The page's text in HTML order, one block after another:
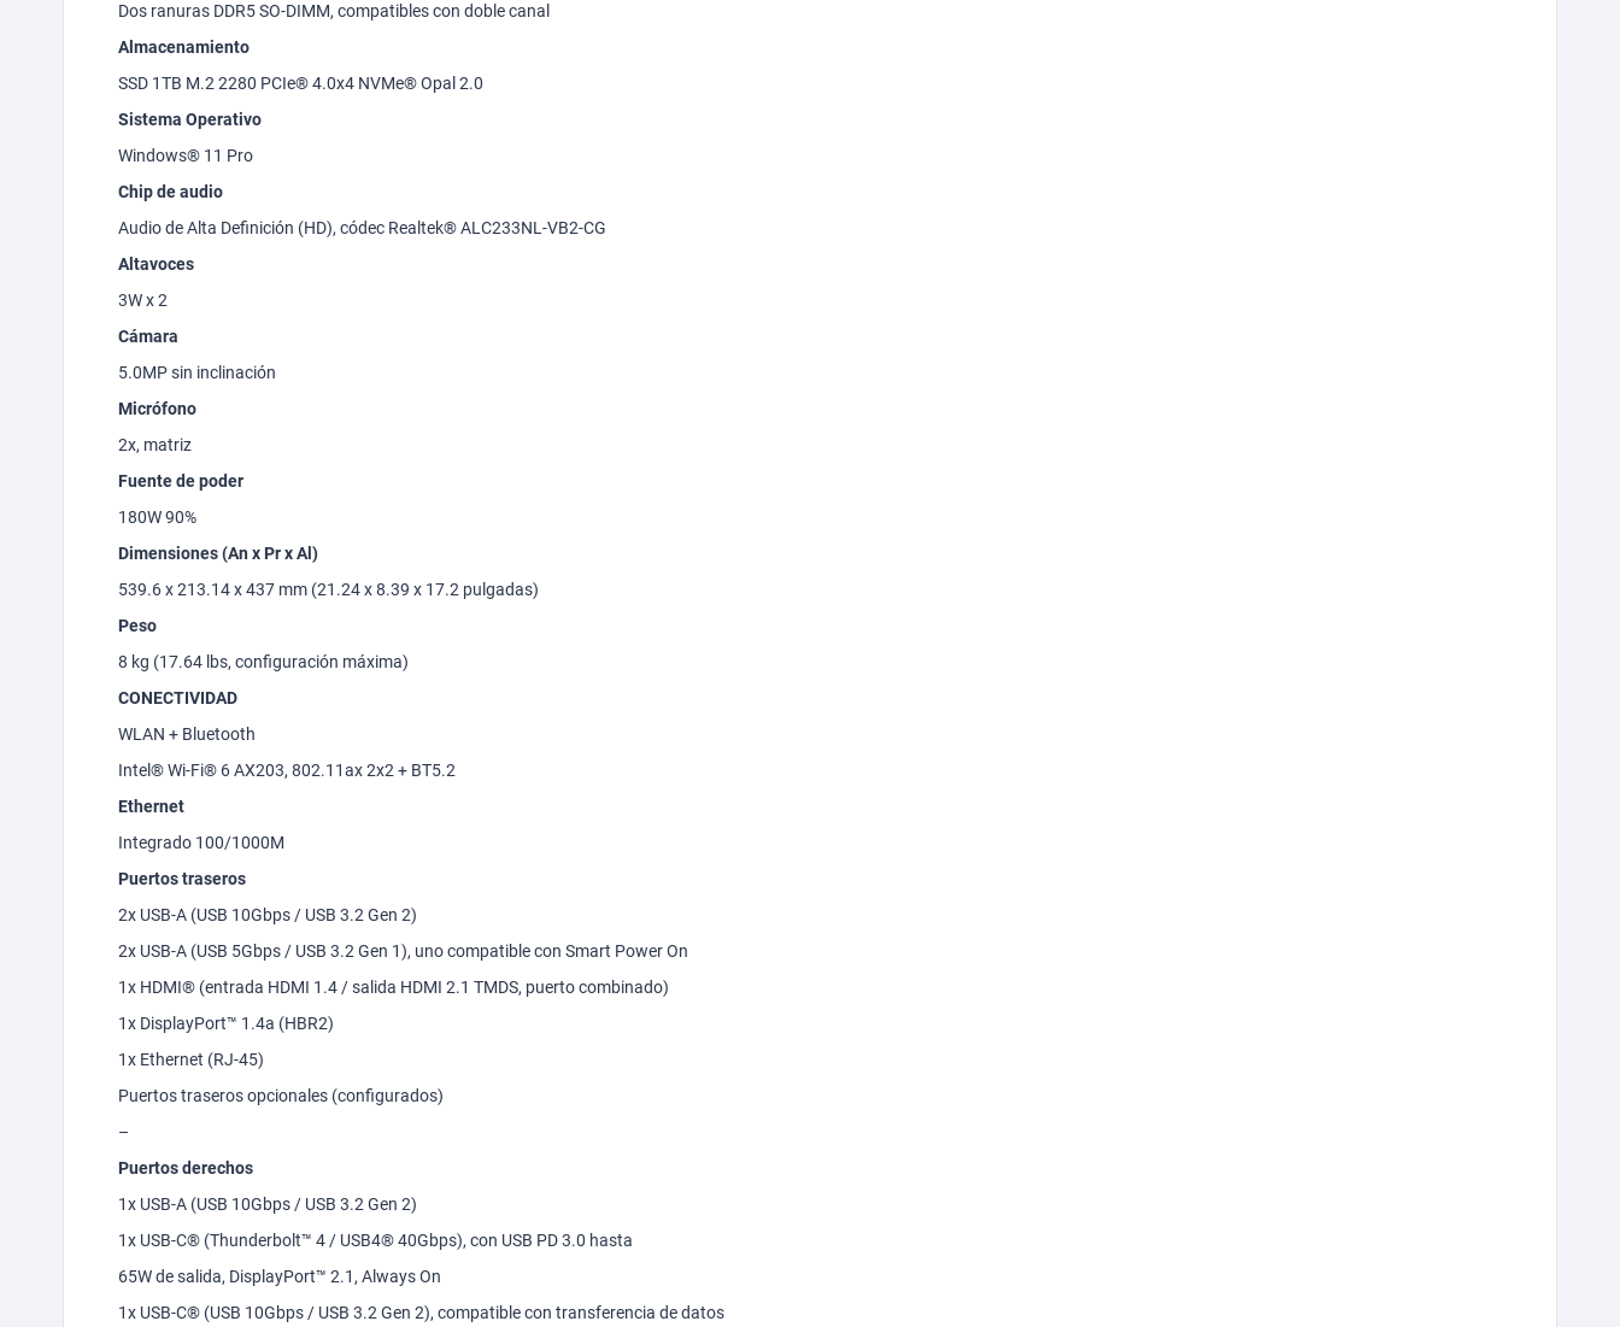
Dos ranuras DDR5 SO-DIMM, compatibles con doble canal
Almacenamiento
SSD 1TB M.2 2280 PCIe® 4.0x4 NVMe® Opal 2.0
Sistema Operativo
Windows® 11 Pro
Chip de audio
Audio de Alta Definición (HD), códec Realtek® ALC233NL-VB2-CG
Altavoces
3W x 2
Cámara
5.0MP sin inclinación
Micrófono
2x, matriz
Fuente de poder
180W 90%
Dimensiones (An x Pr x Al)
539.6 x 213.14 x 437 mm (21.24 x 8.39 x 17.2 pulgadas)
Peso
8 kg (17.64 lbs, configuración máxima)
CONECTIVIDAD
WLAN + Bluetooth
Intel®Wi-Fi® 6 AX203, 802.11ax 2x2 + BT5.2
Ethernet
Integrado 100/1000M
Puertos traseros
2x USB-A (USB 10Gbps / USB 3.2 Gen 2)
2x USB-A (USB 5Gbps / USB 3.2 Gen 1), uno compatible con Smart PowerOn
1x HDMI® (entrada HDMI 1.4 / salida HDMI 2.1 TMDS, puerto combinado)
1x DisplayPort™ 1.4a (HBR2)
1x Ethernet (RJ-45)
Puertos traseros opcionales (configurados)
–
Puertos derechos
1x USB-A (USB 10Gbps / USB 3.2 Gen 2)
1x USB-C® (Thunderbolt™ 4 / USB4® 40Gbps), con USB PD 3.0 hasta
65W de salida, DisplayPort™ 2.1, AlwaysOn
1x USB-C® (USB 10Gbps / USB 3.2 Gen 2), compatible con transferencia de datos